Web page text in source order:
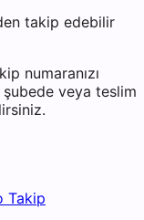
takip edebilir
numaranızı
veya teslim
Takip